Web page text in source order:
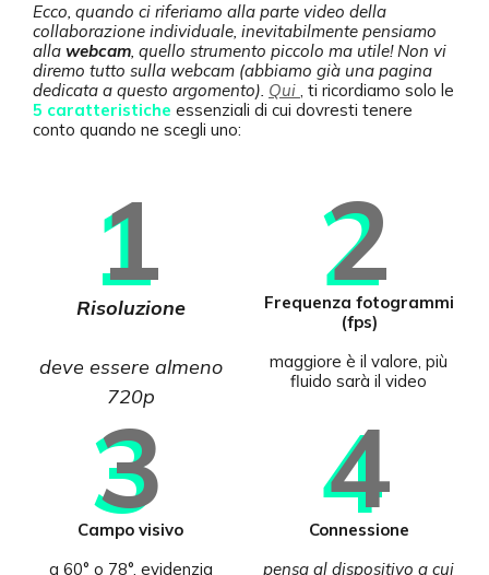
Ecco, quando ci riferiamo alla parte video della
collaborazione individuale, inevitabilmente pensiamo
alla webcam, quello strumento piccolo ma utile! Non vi
diremo tutto sulla webcam (abbiamo già una pagina
dedicata a questo argomento). Qui , ti ricordiamo solo le
5 caratteristiche essenziali di cui dovresti tenere
conto quando ne scegli uno:
1
Risoluzione
deve essere almeno
720p
2
Frequenza fotogrammi
(fps)
maggiore è il valore, più
fluido sarà il video
3
Campo visivo
a 60° o 78°, evidenzia
4
Connessione
pensa al dispositivo a cui